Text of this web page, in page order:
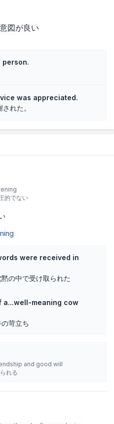
意図が良い
person.
was appreciated.
れた。
的でない
were received in
の中で受け取られた
a...well-meaning cow
苛立ち
and good will
れる